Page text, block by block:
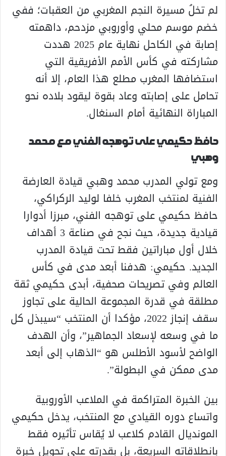
لم تخلُ مسيرة النجم المغربي من العقبات؛ ففي
خضم موسم محلي وأوروبي مزدحم، داهمته
إصابة في الكاحل نهاية عام 2025 هددت
مشاركته في كأس الأمم الأفريقية التي
استضافها المغرب مطلع هذا العام، إلا أنه
تحامل على إصابته وعاد بقوة ليقود بلاده نحو
المباراة النهائية أمام السنغال.
حافظ حكيمي على توهجه الفني مع محمد
وهبي
ومع تولي المدرب محمد وهبي قيادة العارضة
الفنية لمنتخب المغرب خلفا لوليد الركراكي،
حافظ حكيمي على توهجه الفني، مبرزا أدوارا
قيادية جديدة، حيث نجح في صناعة 3 أهداف
خلال أول مباراتين فقط تحت قيادة المدرب
الجديد. حكيمي: هدفنا أبعد مدى في كأس
العالم وفي تصريحات صحفية، أبدى حكيمي ثقة
مطلقة في قدرة المجموعة الحالية على تجاوز
سقف إنجاز 2022، مؤكدا أن المنتخب “سيبذل كل
ما في وسعه لإسعاد الجماهير”، وأن الهدف
الواضح لأسود الأطلس هو “الذهاب إلى أبعد
مدى ممكن في البطولة”.
بين الخبرة المتراكمة في الملاعب الأوروبية
واتساع دوره القيادي مع المنتخب، يدخل حكيمي
المونديال القادم كلاعب لا يُقاس تأثيره فقط
بانطلاقاته السريعة، بل بقدرته على تحويل خبرة